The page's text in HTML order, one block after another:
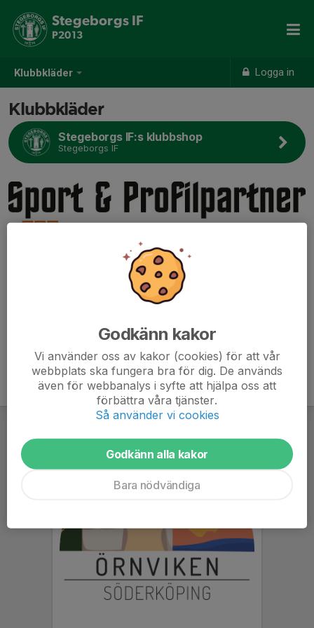
Klubbkläder Logga in
Stegeborgs IF
P2013
Klubbkläder
Stegeborgs IF:s klubbshop
Stegeborgs IF
Vid frågor ang kläder, kontakta Emil Södling
Godkänn kakor
Vi använder oss av kakor (cookies) för att vår
webbplats ska fungera bra för dig. De används
även för webbanalys i syfte att hjälpa oss att
förbättra våra tjänster.
Så använder vi cookies
Godkänn alla kakor
Bara nödvändiga